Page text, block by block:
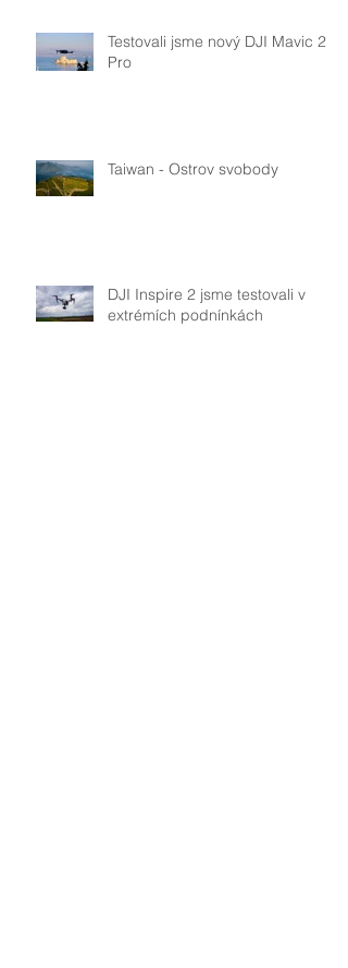
Testovali jsme nový DJI Mavic 2
Pro
Taiwan - Ostrov svobody
DJI Inspire 2 jsme testovali v
extrémích podnínkách